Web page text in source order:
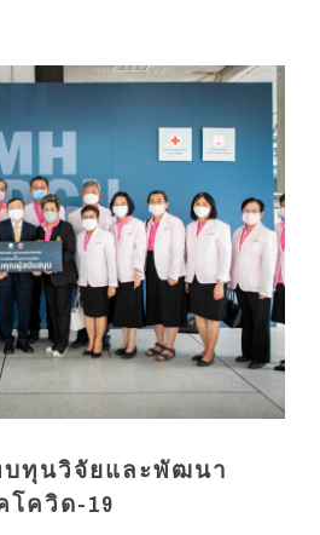
บทุนวิจัยและพัฒนา
ควิด-19